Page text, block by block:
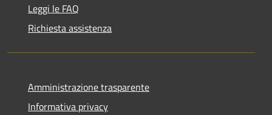
Leggi le FAQ
Richiesta assistenza
Amministrazione trasparente
Informativa privacy